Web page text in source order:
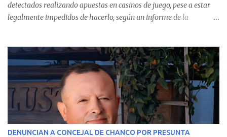
detectados realizando apuestas en casinos de juego, pese a estar
legalmente impedidos de hacerlo, según un informe de la
estableció que estos funcionarios —quienes administran o
custodian fondos públicos— efectuaron transacciones por un
monto total de $116.075.918 entre enero de 2024 y junio de 2025.
En el detalle regional, se indica que en la comuna de Cauquenes se
identificó a cuatro funcionarios involucrados en este tipo de
operaciones. Asimismo, se precisa que uno de los casos
corresponde a un funcionario de la Municipalidad de Chanco,
DENUNCIAN A CONCEJAL DE CHANCO POR PRESUNTA